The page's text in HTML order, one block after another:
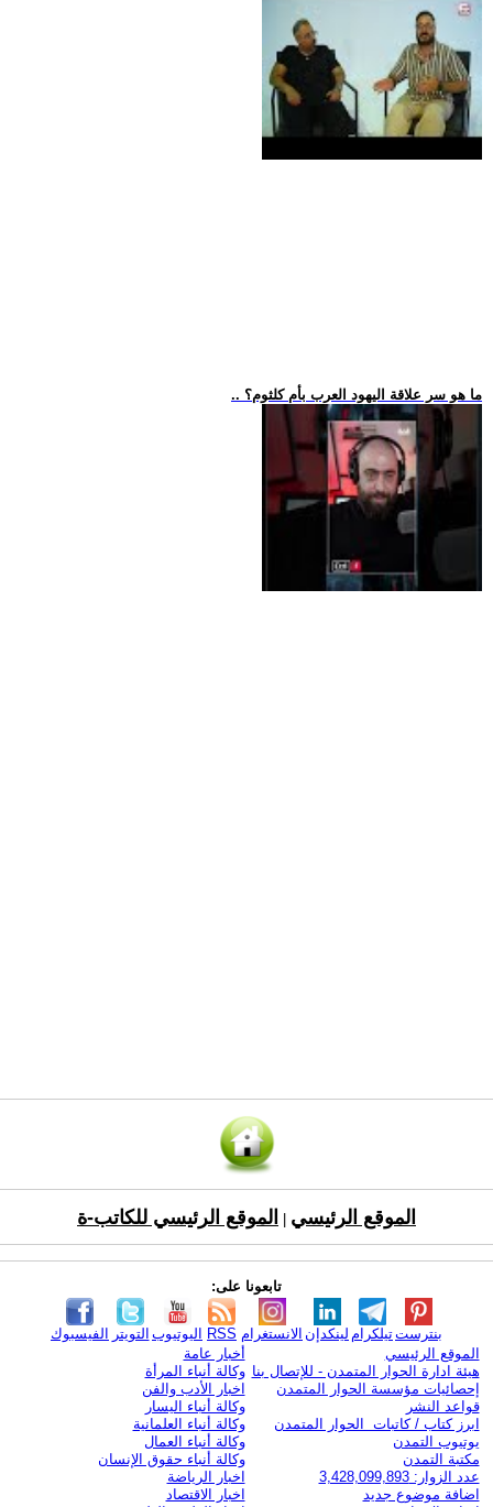
.. ما هو سر علاقة اليهود العرب بأم كلثوم؟
الموقع الرئيسي الموقع الرئيسي للكاتب-ة
تابعونا على:
الفيسبوك التويتر اليوتيوب RSS الانستغرام لينكدإن تيلكرامبنترست
الموقع الرئيسي
هيئة ادارة الحوار المتمدن - للإتصال بنا
إحصائيات مؤسسة الحوار المتمدن
قواعد النشر
ابرز كتاب / كاتبات الحوار المتمدن
يوتيوب التمدن
مكتبة التمدن
عدد الزوار: 3,428,099,893
اضافة موضوع جديد
أخبار عامة
وكالة أنباء المرأة
اخبار الأدب والفن
وكالة أنباء اليسار
وكالة أنباء العلمانية
وكالة أنباء العمال
وكالة أنباء حقوق الإنسان
اخبار الرياضة
اخبار الاقتصاد